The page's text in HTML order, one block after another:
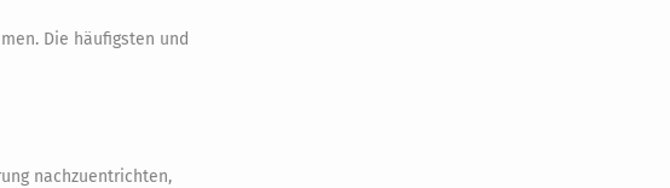
Die häufigsten und
nachzuentrichten,